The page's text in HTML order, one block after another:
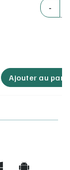
-
Ajouter au